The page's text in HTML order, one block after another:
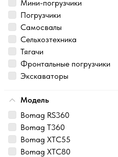
Мини-погрузчики
Погрузчики
Самосвалы
Сельхозтехника
Тягачи
Фронтальные погрузчики
Экскаваторы
Модель
Bomag RS360
Bomag T360
Bomag XTC55
Bomag XTC80